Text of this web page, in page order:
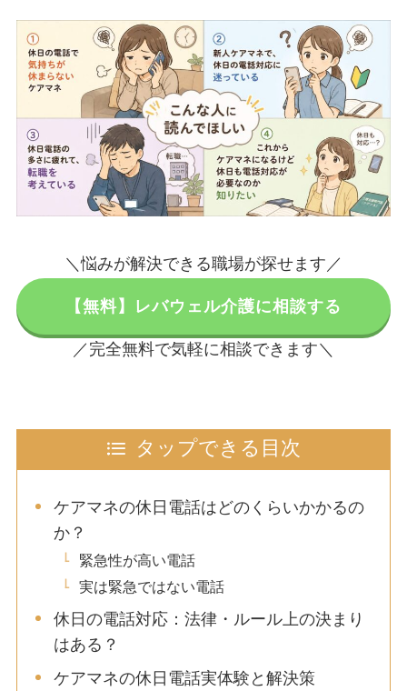
＼悩みが解決できる職場が探せます／
【無料】レバウェル介護に相談する
／完全無料で気軽に相談できます＼
タップできる目次
ケアマネの休日電話はどのくらいかかるの
か？
緊急性が高い電話
実は緊急ではない電話
休日の電話対応：法律・ルール上の決まり
はある？
ケアマネの休日電話実体験と解決策